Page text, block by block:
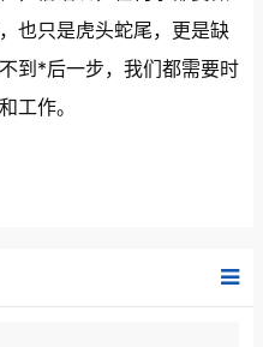
也只是虎头蛇尾，更是缺
到*后一步，我们都需要时
工作。